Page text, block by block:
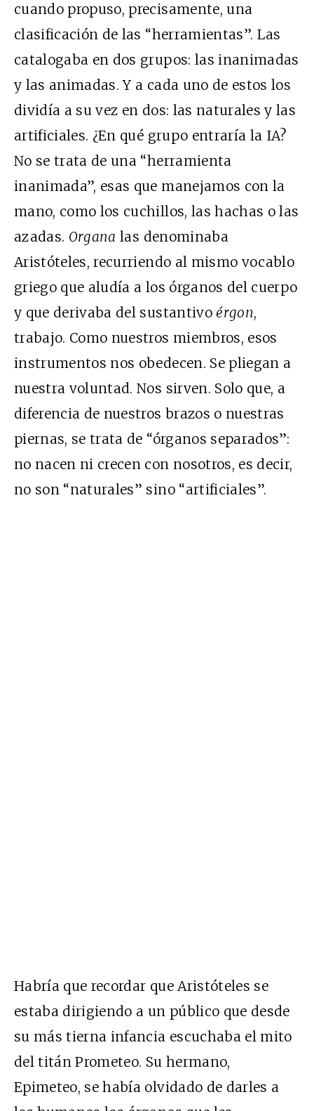
cuando propuso, precisamente, una
clasificación de las “herramientas”. Las
catalogaba en dos grupos: las inanimadas
y las animadas. Y a cada uno de estos los
dividía a su vez en dos: las naturales y las
artificiales. ¿En qué grupo entraría la IA?
No se trata de una “herramienta
inanimada”, esas que manejamos con la
mano, como los cuchillos, las hachas o las
azadas. Organa las denominaba
Aristóteles, recurriendo al mismo vocablo
griego que aludía a los órganos del cuerpo
y que derivaba del sustantivoérgon,
trabajo. Como nuestros miembros, esos
instrumentos nos obedecen. Se pliegan a
nuestra voluntad. Nos sirven. Solo que, a
diferencia de nuestros brazos o nuestras
piernas, se trata de “órganos separados”:
no nacen ni crecen con nosotros, es decir,
no son “naturales” sino “artificiales”.
Habría que recordar que Aristóteles se
estaba dirigiendo a un público que desde
su más tierna infancia escuchaba el mito
del titán Prometeo. Su hermano,
Epimeteo, se había olvidado de darles a